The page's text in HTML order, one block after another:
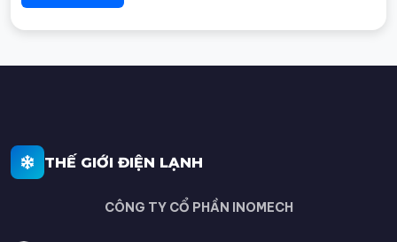
THẾ GIỚI ĐIỆN LẠNH
CÔNG TY CỔ PHẦN INOMECH